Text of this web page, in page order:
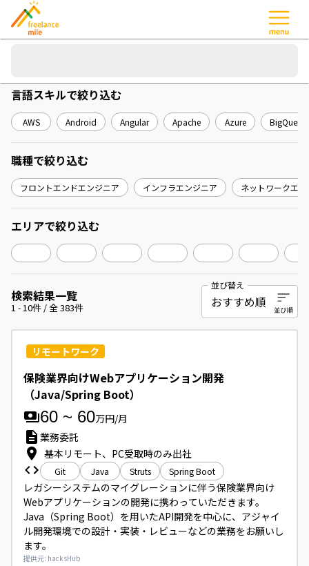
検索結果一覧
1 -10件 / 全383件
並び替え
リモートワーク
保険業界向けWebアプリケーション開発
（Java/Spring Boot）
60 ~ 60万円/月
業務委託
基本リモート、PC受取時のみ出社
Git Java Struts Spring Boot
レガシーシステムのマイグレーションに伴う保険業界向け
Webアプリケーションの開発に携わっていただきます。
Java（Spring Boot）を用いたAPI開発を中心に、アジャイ
ル開発環境での設計・実装・レビューなどの業務をお願いし
ます。
提供元: hacksHub
言語スキルで絞り込む
AWS Android Angular Apache Azure BigQuery
職種で絞り込む
フロントエンドエンジニア インフラエンジニア ネットワークエ
エリアで絞り込む